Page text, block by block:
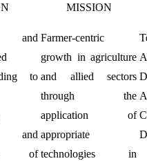
and
to
and
of
MISSION
Farmer-centric
growth in agriculture
and allied sectors
through the
application of
appropriate
technologies in